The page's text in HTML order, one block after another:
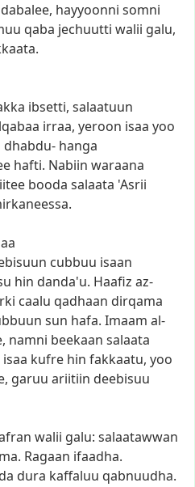
dabalee, hayyoonni somni
qaba jechuutti walii galu,
ibsetti, salaatuun
irraa, yeroon isaa yoo
dhabdu- hanga
hafti. Nabiin waraana
booda salaata 'Asrii
cubbuu isaan
hin danda'u. Haafiz az-
caalu qadhaan dirqama
sun hafa. Imaam al-
namni beekaan salaata
isaa kufre hin fakkaatu, yoo
garuu ariitiin deebisuu
walii galu: salaatawwan
Ragaan ifaadha.
dura kaffaluu qabnuudha.